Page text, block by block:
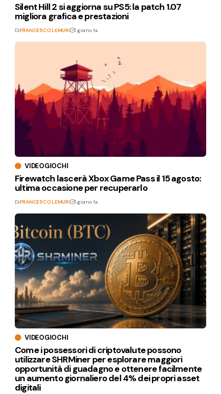
Silent Hill 2 si aggiorna su PS5: la patch 1.07
migliora grafica e prestazioni
DiFRANCESCO LEMURI 1 giorno fa
VIDEOGIOCHI
Firewatch lascerà Xbox Game Pass il 15 agosto:
ultima occasione per recuperarlo
DiFRANCESCO LEMURI 1 giorno fa
VIDEOGIOCHI
Come i possessori di criptovalute possono
utilizzare SHRMiner per esplorare maggiori
opportunità di guadagno e ottenere facilmente
un aumento giornaliero del 4% dei propri asset
digitali